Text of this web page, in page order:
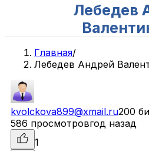
Лебедев
Главная/
Лебедев Андрей
kvolckova899@xmail.ru200
586 просмотровгод назад
1